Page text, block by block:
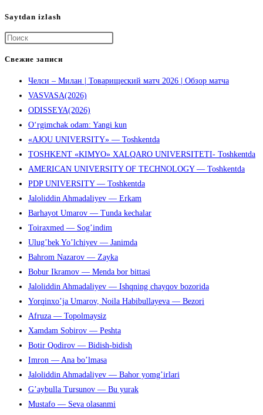
Saytdan izlash
чтобы
поиска.
Свежие записи
Челси – Милан | Товарищеский матч 2026 | Обзор матча
VASVASA(2026)
ODISSEYA(2026)
O‘rgimchak odam: Yangi kun
«AJOU UNIVERSITY» — Toshkentda
TOSHKENT «KIMYO» XALQARO UNIVERSITETI- Toshkentda
AMERICAN UNIVERSITY OF TECHNOLOGY — Toshkentda
PDP UNIVERSITY — Toshkentda
Jaloliddin Ahmadaliyev — Erkam
Barhayot Umarov — Tunda kechalar
Toiraxmed — Sog’indim
Ulug’bek Yo’lchiyev — Janimda
Bahrom Nazarov — Zayka
Bobur Ikramov — Menda bor bittasi
Jaloliddin Ahmadaliyev — Ishqning chayqov bozorida
Yorqinxo’ja Umarov, Noila Habibullayeva — Bezori
Afruza — Topolmaysiz
Xamdam Sobirov — Peshta
Botir Qodirov — Bidish-bidish
Imron — Ana bo’lmasa
Jaloliddin Ahmadaliyev — Bahor yomg’irlari
G’aybulla Tursunov — Bu yurak
Mustafo — Seva olasanmi